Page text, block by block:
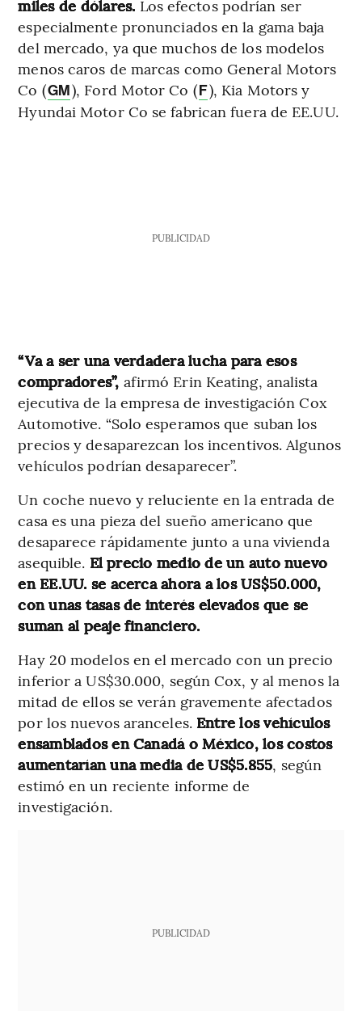
miles de dólares. Los efectos podrían ser
especialmente pronunciados en la gama baja
del mercado, ya que muchos de los modelos
menos caros de marcas como General Motors
Co (GM), Ford Motor Co (F), Kia Motors y
Hyundai Motor Co se fabrican fuera de EE.UU.
PUBLICIDAD
“Va a ser una verdadera lucha para esos
compradores”, afirmó Erin Keating, analista
ejecutiva de la empresa de investigación Cox
Automotive. “Solo esperamos que suban los
precios y desaparezcan los incentivos. Algunos
vehículos podrían desaparecer”.
Un coche nuevo y reluciente en la entrada de
casa es una pieza del sueño americano que
desaparece rápidamente junto a una vivienda
asequible. El precio medio de un auto nuevo
en EE.UU. se acerca ahora a los US$50.000,
con unas tasas de interés elevados que se
suman al peaje financiero.
Hay 20 modelos en el mercado con un precio
inferior a US$30.000, según Cox, y al menos la
mitad de ellos se verán gravemente afectados
por los nuevos aranceles. Entre los vehículos
ensamblados en Canadá o México, los costos
aumentarían una media de US$5.855, según
estimó en un reciente informe de
investigación.
PUBLICIDAD